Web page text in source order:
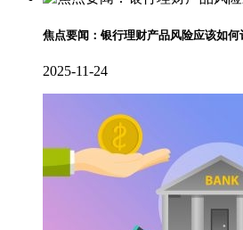
焦点要闻：银行理财产品风险应该如何
2025-11-24